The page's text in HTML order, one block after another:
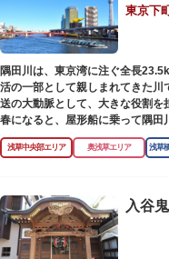
【撞球室】
当時の日本では非常に珍しいスイ
で、洋館から地下道でつながって
（10月のみ10/16）に先着順で限
【和館大広間】
洋館に併置された名棟 梁大河喜
りの和館で、当時は550坪に及ぶ
冠婚葬祭などに使われていた大広
を一部踏襲している広大な庭は
庭」をもつ近代庭園の初期の形を
庭石などが見られ、煉瓦塀を含め
す。
東京下
隅田川は、東京湾に注ぐ全長
活の一部として親しまれてきた
送の大動脈として、大きな役割を
春になると、屋形船に乗って隅田
東京スカイツリーとのコラボレー
た、毎年7月の最終土曜日に開催
川沿いには「隅田川テラス」と
い風に吹かれながら、緑化が施
後は、オープンカフェでほっと一
隅田川にかかる橋々も、それぞれ
浅草中央部エリア 奥浅草エリア 浅草
入谷